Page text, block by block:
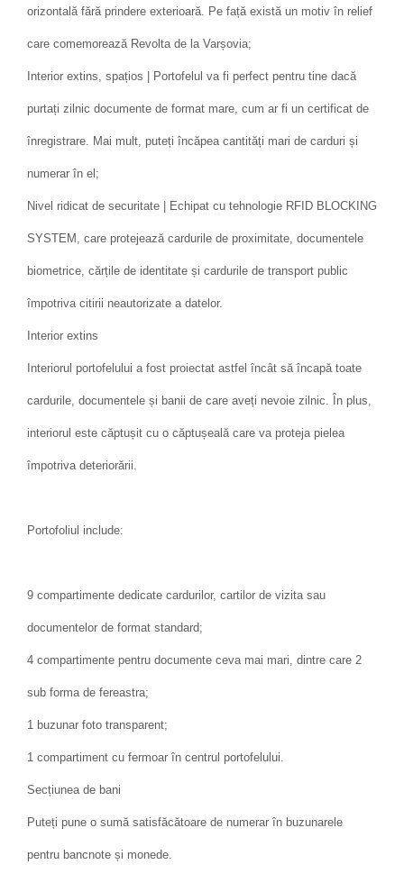
orizontală fără prindere exterioară. Pe față există un motiv în relief
care comemorează Revolta de la Varșovia;
Interior extins, spațios | Portofelul va fi perfect pentru tine dacă
purtați zilnic documente de format mare, cum ar fi un certificat de
înregistrare. Mai mult, puteți încăpea cantități mari de carduri și
numerar în el;
Nivel ridicat de securitate | Echipat cu tehnologie RFID BLOCKING
SYSTEM, care protejează cardurile de proximitate, documentele
biometrice, cărțile de identitate și cardurile de transport public
împotriva citirii neautorizate a datelor.
Interior extins
Interiorul portofelului a fost proiectat astfel încât să încapă toate
cardurile, documentele și banii de care aveți nevoie zilnic. În plus,
interiorul este căptușit cu o căptușeală care va proteja pielea
împotriva deteriorării.
Portofoliul include:
9 compartimente dedicate cardurilor, cartilor de vizita sau
documentelor de format standard;
4 compartimente pentru documente ceva mai mari, dintre care 2
sub forma de fereastra;
1 buzunar foto transparent;
1 compartiment cu fermoar în centrul portofelului.
Secțiunea de bani
Puteți pune o sumă satisfăcătoare de numerar în buzunarele
pentru bancnote și monede.